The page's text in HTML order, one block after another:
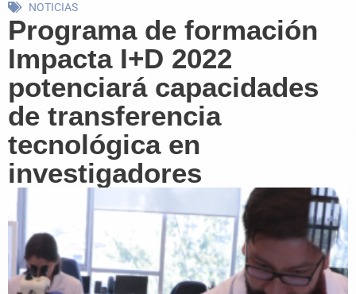
NOTICIAS
Programa de formación
Impacta I+D 2022
potenciará capacidades
de transferencia
tecnológica en
investigadores